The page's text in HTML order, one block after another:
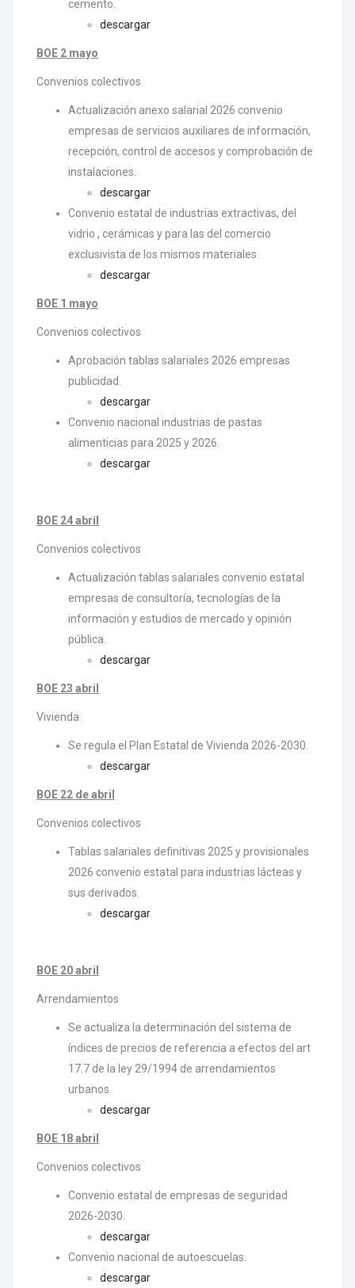
cemento.
descargar
BOE 2 mayo
Convenios colectivos
Actualización anexo salarial 2026 convenio
empresas de servicios auxiliares de información,
recepción, control de accesos y comprobación de
instalaciones.
descargar
Convenio estatal de industrias extractivas, del
vidrio , cerámicas y para las del comercio
exclusivista de los mismos materiales.
descargar
BOE 1 mayo
Convenios colectivos
Aprobación tablas salariales 2026 empresas
publicidad.
descargar
Convenio nacional industrias de pastas
alimenticias para 2025 y 2026.
descargar
BOE 24 abril
Convenios colectivos
Actualización tablas salariales convenio estatal
empresas de consultoría, tecnologías de la
información y estudios de mercado y opinión
pública.
descargar
BOE 23 abril
Vivienda
Se regula el Plan Estatal de Vivienda 2026-2030.
descargar
BOE 22 de abril
Convenios colectivos
Tablas salariales definitivas 2025 y provisionales
2026 convenio estatal para industrias lácteas y
sus derivados.
descargar
BOE 20 abril
Arrendamientos
Se actualiza la determinación del sistema de
índices de precios de referencia a efectos del art
17.7 de la ley 29/1994 de arrendamientos
urbanos.
descargar
BOE 18 abril
Convenios colectivos
Convenio estatal de empresas de seguridad
2026-2030.
descargar
Convenio nacional de autoescuelas.
descargar